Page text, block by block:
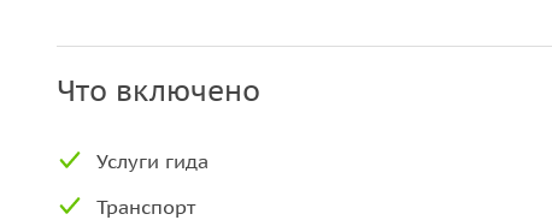
Что включено
Услуги гида
Транспорт